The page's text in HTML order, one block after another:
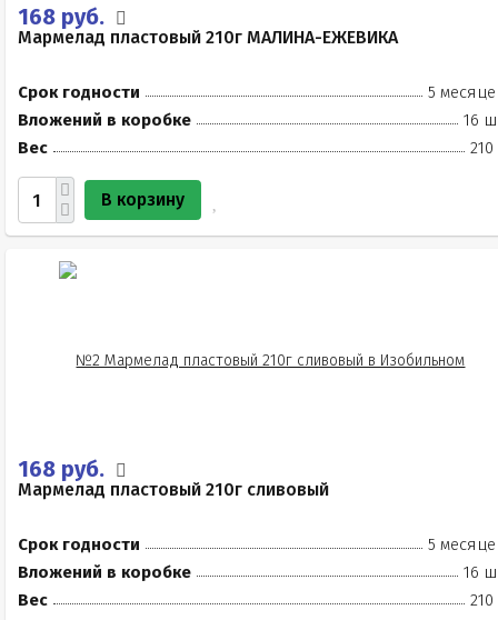
168 руб.
Мармелад пластовый 210г МАЛИНА-ЕЖЕВИКА
Срок годности
5
Вложений в коробке
16
Вес
210
В корзину
168 руб.
Мармелад пластовый 210г сливовый
Срок годности
5
Вложений в коробке
16
Вес
210